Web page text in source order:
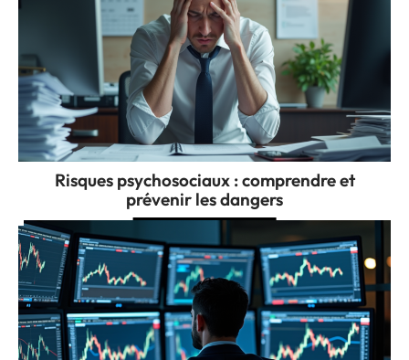
Risques psychosociaux : comprendre et
prévenir les dangers